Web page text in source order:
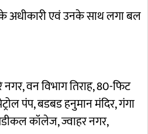
के अधीकारी एवं उनके साथ लगा बल
नगर, वन विभाग तिराह, 80-फिट
पंप, बडबड हनुमान मंदिर, गंगा
कॉलेज, ज्वाहर नगर,